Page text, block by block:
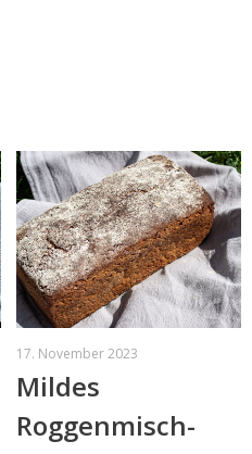
17. November 2023
Mildes
Roggenmisch-